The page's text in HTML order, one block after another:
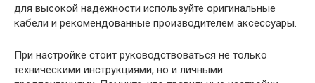
для высокой надежности используйте оригинальные
кабели и рекомендованные производителем аксессуары.
При настройке стоит руководствоваться не только
техническими инструкциями, но и личными